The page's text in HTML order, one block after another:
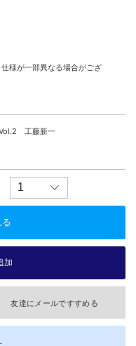
様が一部異なる場合がござ
工藤新一
友達にメールですすめる